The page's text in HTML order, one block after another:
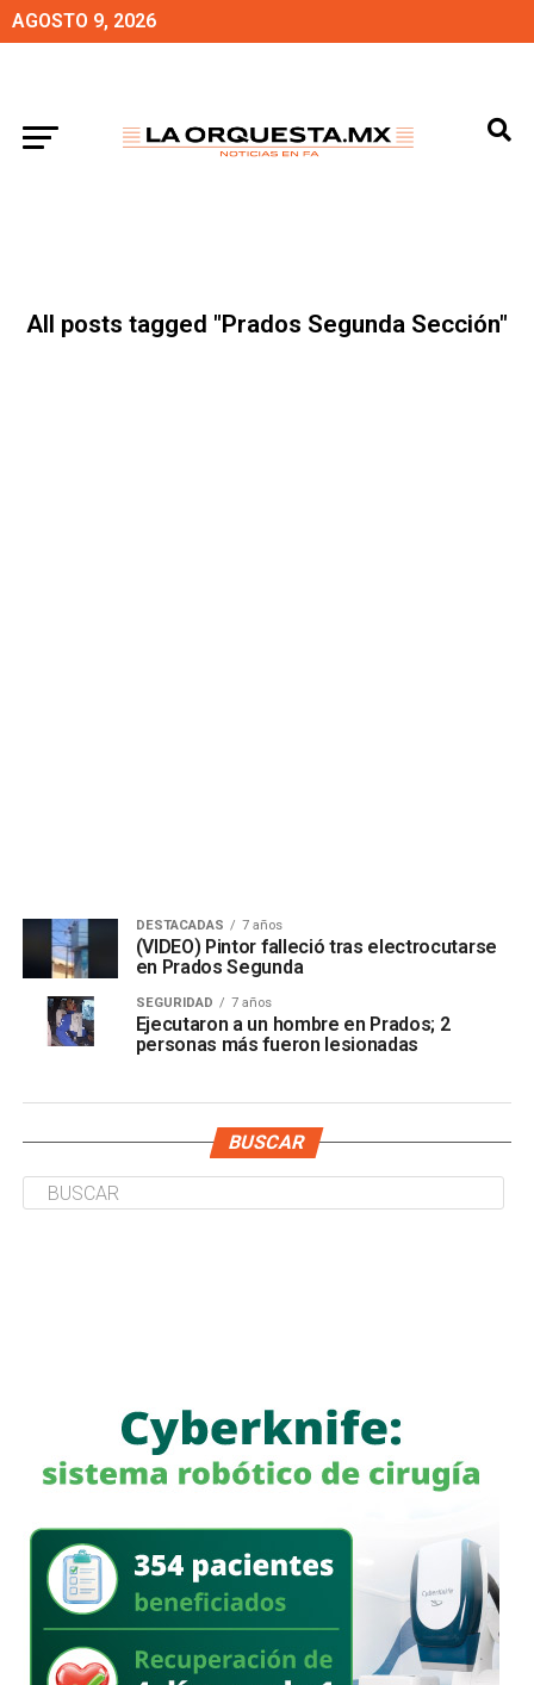
AGOSTO 9, 2026
All posts tagged "Prados Segunda Sección"
DESTACADAS 7 años
(VIDEO) Pintor falleció tras electrocutarse
en Prados Segunda
SEGURIDAD 7 años
Ejecutaron a un hombre en Prados; 2
personas más fueron lesionadas
BUSCAR